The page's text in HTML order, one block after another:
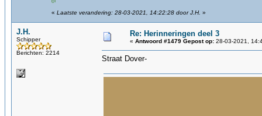
« Laatste verandering: 28-03-2021, 14:22:28 door J.H. »
J.H.
Schipper
Berichten: 2214
Re: Herinneringen deel 3
« Antwoord #1479 Gepost op: 28-03-2021,
Straat Dover-